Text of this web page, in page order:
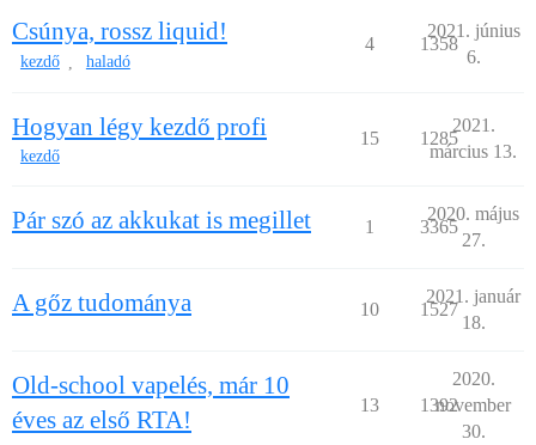
Csúnya, rossz liquid!
kezdő haladó
4 1358
2021. június
6.
Hogyan légy kezdő profi
kezdő
15 1285
2021.
március 13.
Pár szó az akkukat is megillet 1 3365
2020. május
27.
A gőz tudománya 10 1527
2021. január
18.
Old-school vapelés, már 10
éves az első RTA!
13 1392
2020.
november
30.